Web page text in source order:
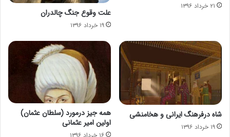
۲۱ خرداد ۱۳۹۶
علت وقوع جنگ چالدران
۱۹ خرداد ۱۳۹۶
شاه درفرهنگ ایرانی و هخامنشی
۱۹ خرداد ۱۳۹۶
همه جیز درمورد (سلطان عثمان)
اولین امیر عثمانی